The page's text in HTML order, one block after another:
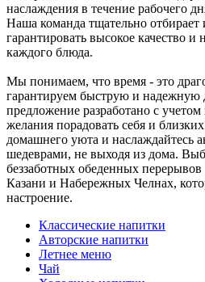
наслаждения в течение рабочего
Наша команда тщательно
гарантировать высокое качество
каждого блюда.
Мы понимаем, что время - это
гарантируем быструю и надежную
предложение разработано с
желания порадовать себя и
домашнего уюта и наслаждайтесь
шедеврами, не выходя из дома.
беззаботных обеденных
Казани и Набережных Челнах,
настроение.
Классические напитки
Авторские напитки
Летнее меню
Чай